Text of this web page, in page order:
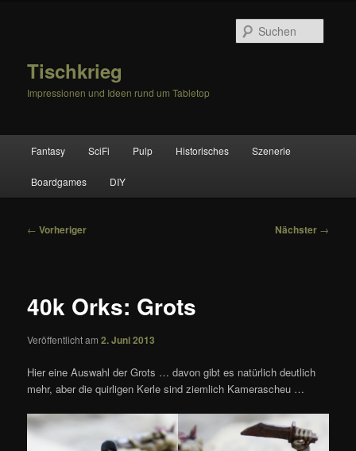
Tischkrieg
Impressionen und Ideen rund um Tabletop
Fantasy SciFi Pulp Historisches Szenerie
Boardgames DIY
Beitragsnavigation
← Vorheriger Nächster →
40k Orks: Grots
Veröffentlicht am2. Juni 2013
Hier eine Auswahl der Grots … davon gibt es natürlich deutlich
mehr, aber die quirligen Kerle sind ziemlich Kamerascheu …